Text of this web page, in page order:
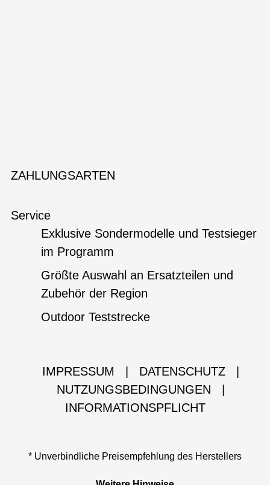
ZAHLUNGSARTEN
Service
Exklusive Sondermodelle und Testsieger
im Programm
Größte Auswahl an Ersatzteilen und
Zubehör der Region
Outdoor Teststrecke
IMPRESSUM DATENSCHUTZ
NUTZUNGSBEDINGUNGEN
INFORMATIONSPFLICHT
* Unverbindliche Preisempfehlung des Herstellers